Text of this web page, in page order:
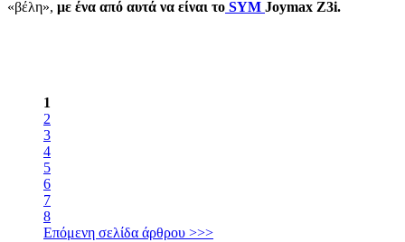
«βέλη», με ένα από αυτά να είναι το SYM Joymax Z3i.
1
2
3
4
5
6
7
8
Επόμενη σελίδα άρθρου >>>